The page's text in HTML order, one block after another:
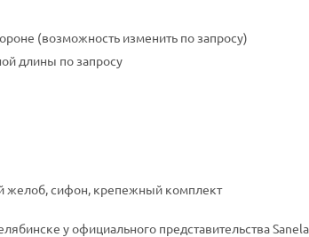
(возможность изменить по запросу)
длины по запросу
желоб, сифон, крепежный комплект
у официального представительства